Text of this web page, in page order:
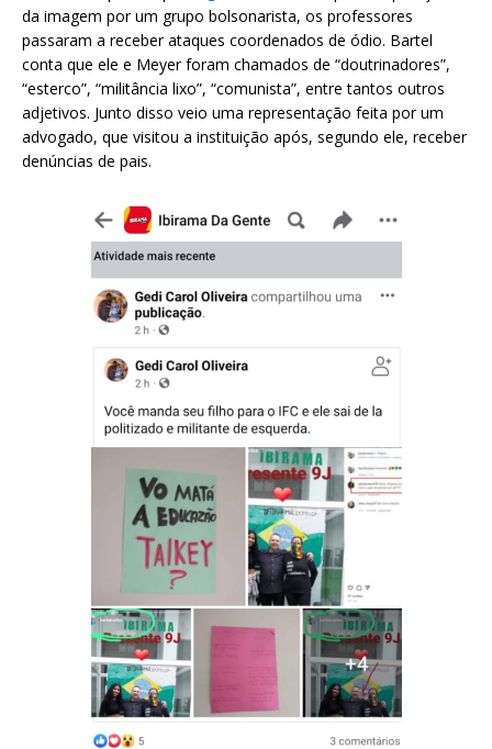
da imagem por um grupo bolsonarista, os professores
passaram a receber ataques coordenados de ódio. Bartel
conta que ele e Meyer foram chamados de “doutrinadores”,
“esterco”, “militância lixo”, “comunista”, entre tantos outros
adjetivos. Junto disso veio uma representação feita por um
advogado, que visitou a instituição após, segundo ele, receber
denúncias de pais.